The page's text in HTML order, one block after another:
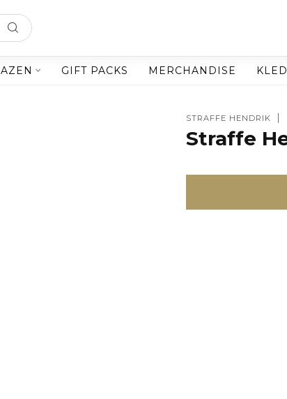
GIFT PACKS MERCHANDISE
STRAFFE HENDRIK
Straffe